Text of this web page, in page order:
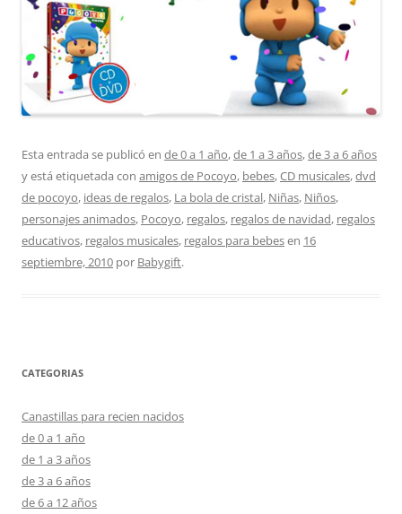
Esta entrada se publicó en de 0 a 1 año,de 1 a 3 años,de 3 a 6 años
y está etiquetada con amigos de Pocoyo, bebes,CD musicales,dvd
de pocoyo, ideas de regalos, La bola de cristal, Niñas, Niños,
personajes animados, Pocoyo, regalos, regalos de navidad, regalos
educativos, regalos musicales, regalos para bebesen 16
septiembre, 2010 por Babygift.
CATEGORIAS
Canastillas para recien nacidos
de 0 a 1 año
de 1 a 3 años
de 3 a 6 años
de 6 a 12 años